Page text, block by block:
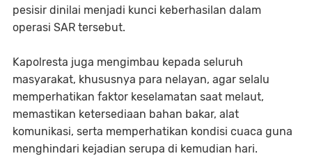
pesisir dinilai menjadi kunci keberhasilan dalam
operasi SAR tersebut.
Kapolresta juga mengimbau kepada seluruh
masyarakat, khususnya para nelayan, agar selalu
memperhatikan faktor keselamatan saat melaut,
memastikan ketersediaan bahan bakar, alat
komunikasi, serta memperhatikan kondisi cuaca guna
menghindari kejadian serupa di kemudian hari.